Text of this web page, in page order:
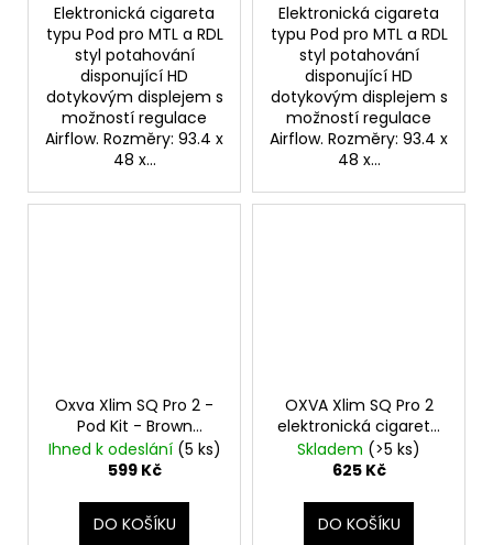
Elektronická cigareta
typu Pod pro MTL a RDL
styl potahování
disponující HD
dotykovým displejem s
možností regulace
Airflow. Rozměry: 93.4 x
48 x...
Elektronická cigareta
typu Pod pro MTL a RDL
styl potahování
disponující HD
dotykovým displejem s
možností regulace
Airflow. Rozměry: 93.4 x
48 x...
Oxva Xlim SQ Pro 2 -
Pod Kit - Brown
Leather
Ihned k odeslání (5 ks)
599 Kč
DO KOŠÍKU
OXVA Xlim SQ Pro 2
elektronická cigareta
1600mAh Frost Marble
Skladem (>5 ks)
625 Kč
DO KOŠÍKU